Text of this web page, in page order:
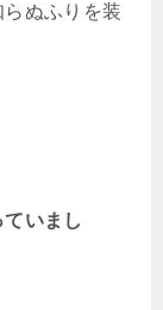
ぬふりを装
いまし